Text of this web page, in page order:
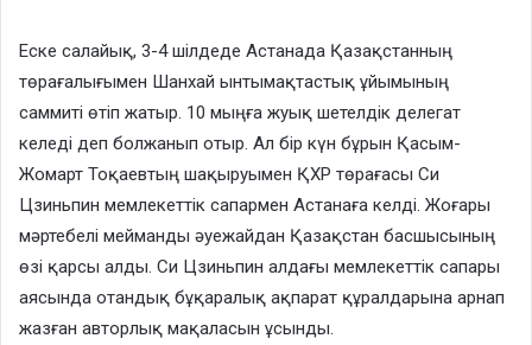
Еске салайық, 3-4 шілдеде Астанада Қазақстанның
төрағалығымен Шанхай ынтымақтастық ұйымының
саммиті өтіп жатыр. 10 мыңға жуық шетелдік делегат
келеді деп болжанып отыр. Ал бір күн бұрын Қасым-
Жомарт Тоқаевтың шақыруымен ҚХР төрағасы Си
Цзиньпин мемлекеттік сапармен Астанаға келді. Жоғары
мәртебелі мейманды әуежайдан Қазақстан басшысының
өзі қарсы алды. Си Цзиньпин алдағы мемлекеттік сапары
аясында отандық бұқаралық ақпарат құралдарына арнап
жазған авторлық мақаласын ұсынды.